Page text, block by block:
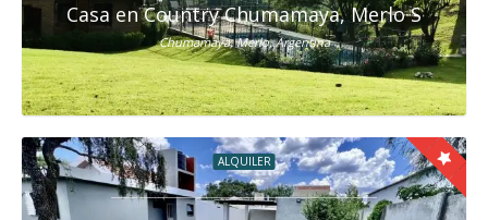
Casa en Country Chumamaya, Merlo San Luis
Chumamaya, Merlo, Argentina
ALQUILER